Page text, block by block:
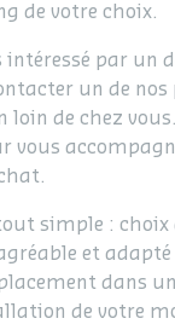
de votre choix.
intéressé par un
un de nos
loin de chez
vous
simple :
et adapté
dans
de votre